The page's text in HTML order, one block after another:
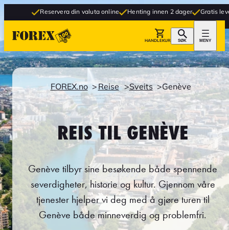
Reservera din valuta online Henting innen 2 dager Gratis levering til
HANDLEKURV SØK MENY
FOREX.no Reise Sveits Genève
REIS TIL GENÈVE
Genève tilbyr sine besøkende både spennende
severdigheter, historie og kultur. Gjennom våre
tjenester hjelper vi deg med å gjøre turen til
Genève både minneverdig og problemfri.